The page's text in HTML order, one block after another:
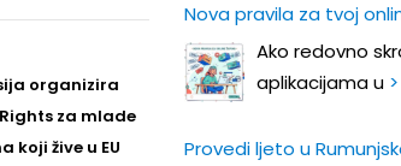
organizira
za mlade
koji žive u EU
Nova pravila za tvoj
Ako redovno
aplikacijama u
Provedi ljeto u